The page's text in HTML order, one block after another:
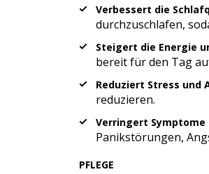
Verbessert die
durchzuschlafen,
Steigert die Energie
bereit für den Tag
Reduziert Stress und
reduzieren.
Verringert Symptome
Panikstörungen,
PFLEGE